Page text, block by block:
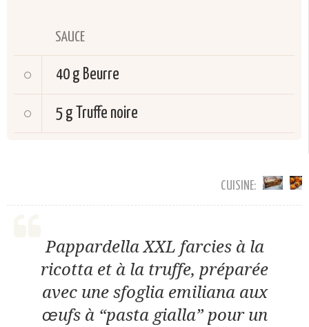
SAUCE
40 g Beurre
5 g Truffe noire
CUISINE:
Pappardella XXL farcies à la
ricotta et à la truffe, préparée
avec une sfoglia emiliana aux
œufs à “pasta gialla” pour un